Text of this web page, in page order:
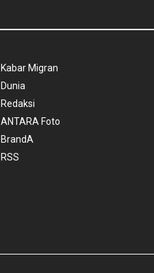
Kabar Migran
Dunia
Redaksi
ANTARA Foto
BrandA
RSS